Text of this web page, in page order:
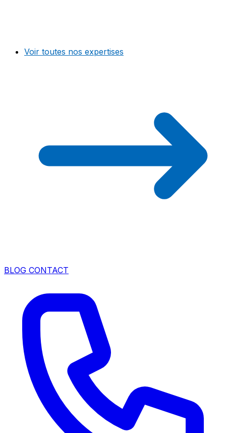
Voir toutes nos expertises
BLOG CONTACT